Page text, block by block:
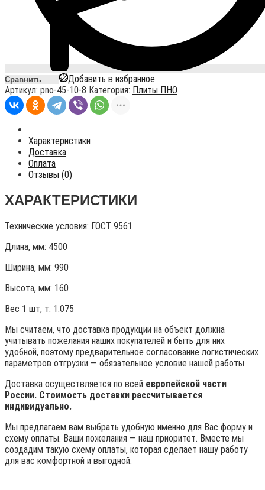
Сравнить
Добавить в избранное
Артикул: pno-45-10-8 Категория: Плиты ПНО
Характеристики
Доставка
Оплата
Отзывы (0)
ХАРАКТЕРИСТИКИ
Технические условия: ГОСТ 9561
Длина, мм: 4500
Ширина, мм: 990
Высота, мм: 160
Вес 1 шт, т: 1.075
Мы считаем, что доставка продукции на объект должна
учитывать пожелания наших покупателей и быть для них
удобной, поэтому предварительное согласование логистических
параметров отгрузки — обязательное условие нашей работы
Доставка осуществляется по всей европейской части
России. Стоимость доставки рассчитывается
индивидуально.
Мы предлагаем вам выбрать удобную именно для Вас форму и
схему оплаты. Ваши пожелания — наш приоритет. Вместе мы
создадим такую схему оплаты, которая сделает нашу работу
для вас комфортной и выгодной.